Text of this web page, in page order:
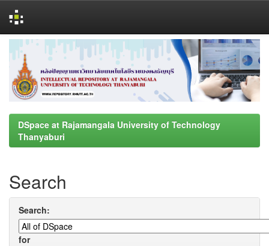
navigation
DSpace at Rajamangala University of Technology
Thanyaburi
Search
Search:
for